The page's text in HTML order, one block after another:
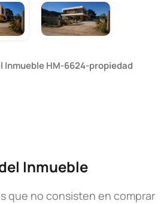
InmuebleHM-6624-propiedad
Inmueble
que no consisten en comprar